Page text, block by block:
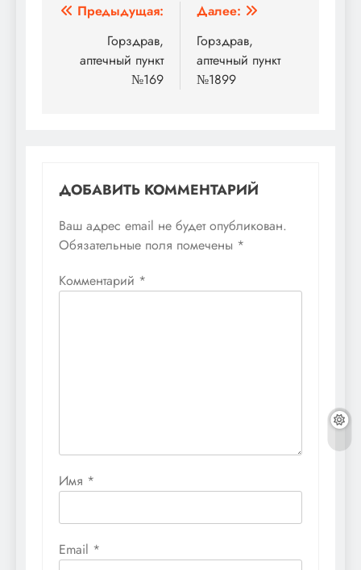
Навигация
записям
Предыдущая:
Горздрав,
аптечный пункт
№169
Далее:
Горздрав,
аптечный пункт
№1899
ДОБАВИТЬ КОММЕНТАРИЙ
Ваш адрес email не будет опубликован.
Обязательные поля помечены *
Комментарий *
Имя *
Email *